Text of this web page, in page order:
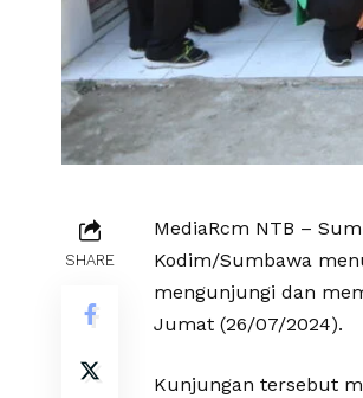
SHARE
MediaRcm NTB –
Kodim/Sumbawa
mengunjungi dan
Jumat (26/07/2024).
Kunjungan tersebut